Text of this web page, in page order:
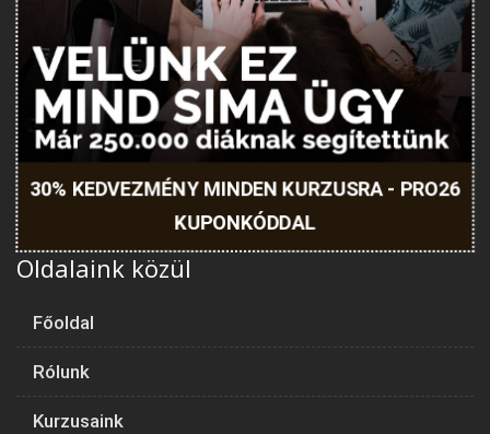
30% KEDVEZMÉNY MINDEN KURZUSRA - PRO26
KUPONKÓDDAL
Oldalaink közül
Főoldal
Rólunk
Kurzusaink